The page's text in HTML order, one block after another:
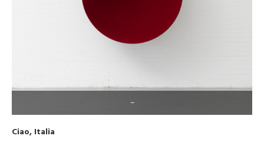
–
Ciao, Italia